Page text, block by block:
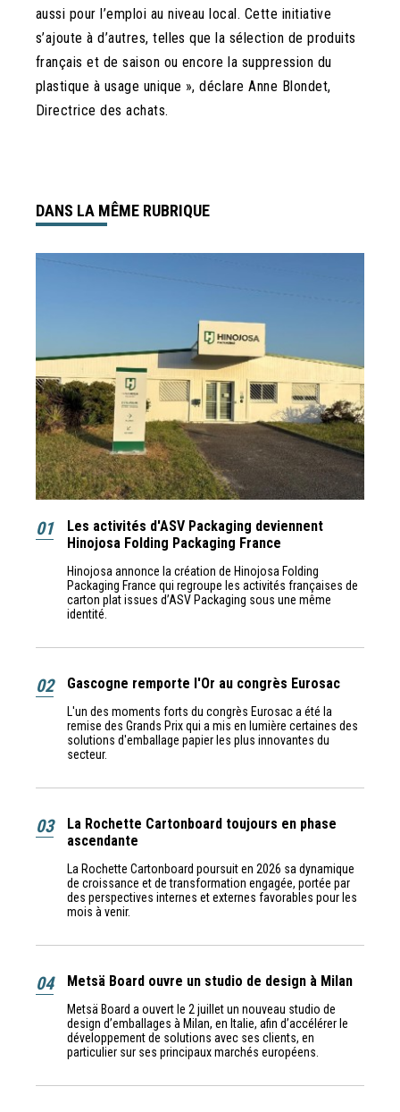
aussi pour l’emploi au niveau local. Cette initiative
s’ajoute à d’autres, telles que la sélection de produits
français et de saison ou encore la suppression du
plastique à usage unique », déclare Anne Blondet,
Directrice des achats.
DANS LA MÊME RUBRIQUE
01
Les activités d'ASV Packaging deviennent
Hinojosa Folding Packaging France
Hinojosa annonce la création de Hinojosa Folding
Packaging France qui regroupe les activités françaises de
carton plat issues d’ASV Packaging sous une même
identité.
02 Gascogne remporte l'Or au congrès Eurosac
L'un des moments forts du congrès Eurosac a été la
remise des Grands Prix qui a mis en lumière certaines des
solutions d'emballage papier les plus innovantes du
secteur.
03
La Rochette Cartonboard toujours en phase
ascendante
La Rochette Cartonboard poursuit en 2026 sa dynamique
de croissance et de transformation engagée, portée par
des perspectives internes et externes favorables pour les
mois à venir.
04 Metsä Board ouvre un studio de design à Milan
Metsä Board a ouvert le 2 juillet un nouveau studio de
design d’emballages à Milan, en Italie, afin d’accélérer le
développement de solutions avec ses clients, en
particulier sur ses principaux marchés européens.